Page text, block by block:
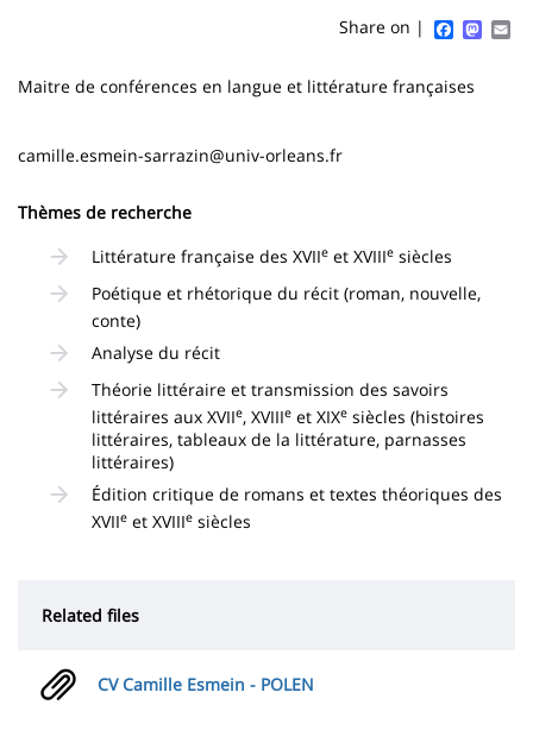
Share on |
Contenu
la
page
principale
Maitre de conférences en langue et littérature françaises
camille.esmein-sarrazin@univ-orleans.fr
Thèmes de recherche
Littérature française des XVIIe et XVIIIe siècles
Poétique et rhétorique du récit (roman, nouvelle,
conte)
Analyse du récit
Théorie littéraire et transmission des savoirs
littéraires aux XVIIe, XVIIIe et XIXe siècles (histoires
littéraires, tableaux de la littérature, parnasses
littéraires)
Édition critique de romans et textes théoriques des
XVIIe et XVIIIe siècles
Related files
CV Camille Esmein - POLEN